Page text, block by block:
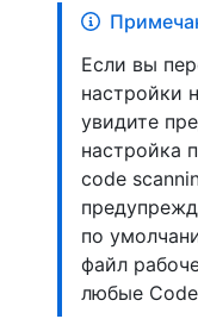
Если вы
настройки
увидите
настройка
code
по
файл
любые